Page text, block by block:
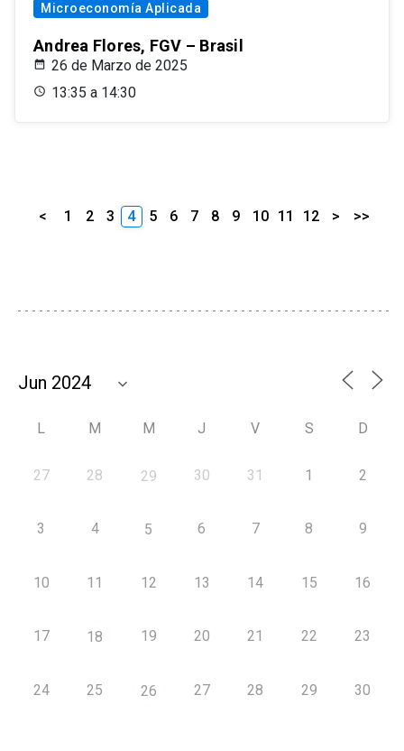
Microeconomía Aplicada
Andrea Flores, FGV – Brasil
26 de Marzo de 2025
13:35 a 14:30
< 1 2 3 4 5 6 7 8 9 10 11 12 > >>
L M M J V S D
27 28 29 30 31 1 2
3 4 5 6 7 8 9
10 11 12 13 14 15 16
17 18 19 20 21 22 23
24 25 26 27 28 29 30